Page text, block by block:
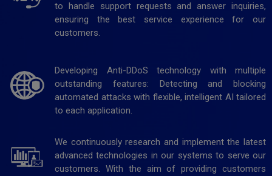
to handle support requests and answer inquiries,
ensuring the best service experience for our
customers.
Developing Anti-DDoS technology with multiple
outstanding features: Detecting and blocking
automated attacks with flexible, intelligent AI tailored
to each application.
We continuously research and implement the latest
advanced technologies in our systems to serve our
customers. With the aim of providing customers